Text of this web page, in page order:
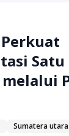
Satu
Sumatera utara